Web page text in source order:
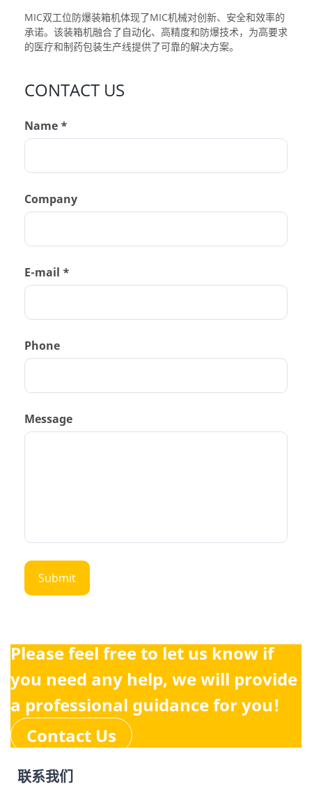
MIC双工位防爆装箱机体现了MIC机械对创新、安全和效率的
承诺。该装箱机融合了自动化、高精度和防爆技术，为高要求
的医疗和制药包装生产线提供了可靠的解决方案。
CONTACT US
Name *
Company
E-mail *
Phone
Message
Please feel free to let us know if
you need any help, we will provide
a professional guidance for you!
Contact Us
联系我们